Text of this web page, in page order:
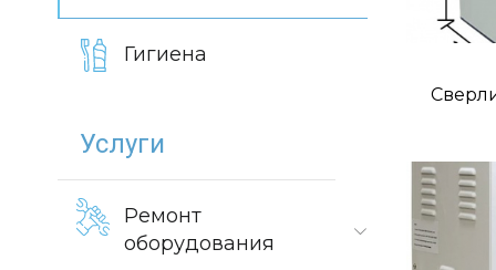
Гигиена
Услуги
Ремонт
оборудования